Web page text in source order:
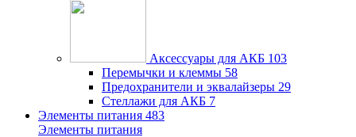
Аксессуары для АКБ 103
Перемычки и клеммы 58
Предохранители и эквалайзеры 29
Стеллажи для АКБ 7
Элементы питания 483
Элементы питания